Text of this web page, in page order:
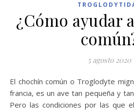
¿Cómo ayudar
5 agosto 2020
El chochín común o Troglodyte mignon, como le llaman en
francia, es un ave tan pequeña y
Pero las condiciones por las que